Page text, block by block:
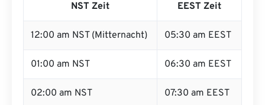
NST Zeit EEST Zeit
12:00 am NST (Mitternacht) 05:30 am EEST
01:00 am NST 06:30 am EEST
02:00 am NST 07:30 am EEST